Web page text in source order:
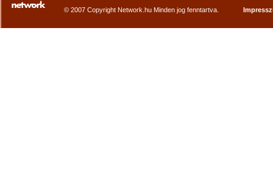
© 2007 Copyright Network.hu Minden jog fenntartva.